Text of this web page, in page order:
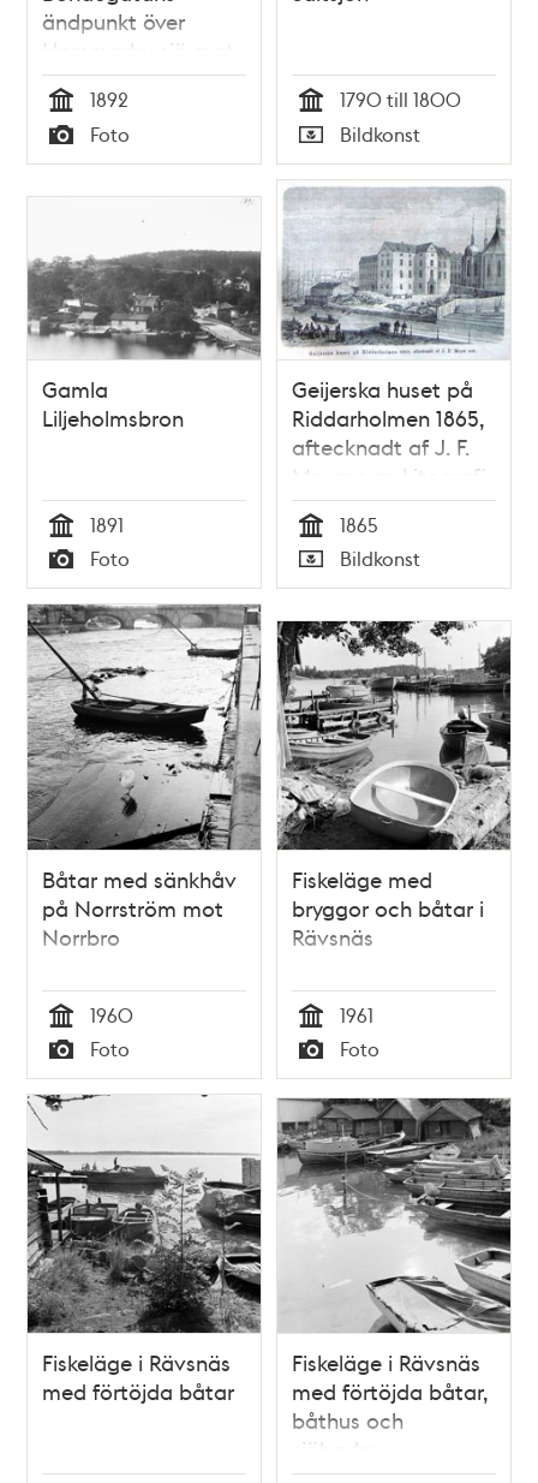
ändpunkt över
Hammarby sjö mot
Klippan med
kvarnen
Tid
1892
Typ
Foto Tid
1790 till 1800
Typ
Bildkonst
Gamla
Liljeholmsbron
Tid
1891
Typ
Foto
Geijerska huset på
Riddarholmen 1865,
aftecknadt af J. F.
Meyer s:or. Litografi
i Illustrerad Tidning,
nr 45 den 11
november 1865.
Tid
1865
Typ
Bildkonst
Båtar med sänkhåv
på Norrström mot
Norrbro
Tid
1960
Typ
Foto
Fiskeläge med
bryggor och båtar i
Rävsnäs
Tid
1961
Typ
Foto
Fiskeläge i Rävsnäs
med förtöjda båtar
Fiskeläge i Rävsnäs
med förtöjda båtar,
båthus och
sjöbodar